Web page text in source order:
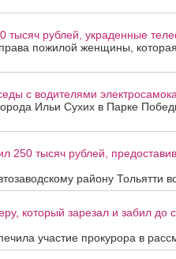
тысяч рублей, украденные
пожилой женщины,
с водителями
Ильи Сухих в Парке
250 тысяч рублей,
району Тольятти
который зарезал и забил до
участие прокурора в